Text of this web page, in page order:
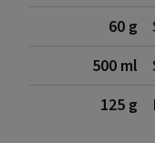
60 g
500 ml
125 g